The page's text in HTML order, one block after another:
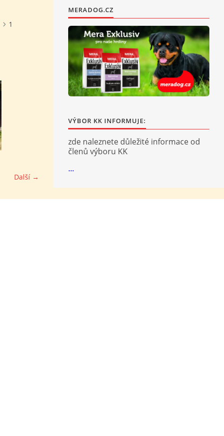
1
Další →
MERADOG.CZ
VÝBOR KK INFORMUJE:
zde naleznete důležité informace od
členů výboru KK
...